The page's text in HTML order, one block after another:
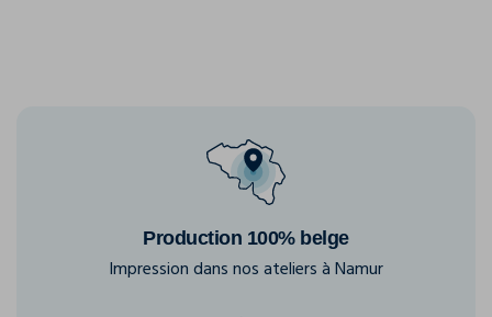
Production 100% belge
Impression dans nos ateliers à Namur